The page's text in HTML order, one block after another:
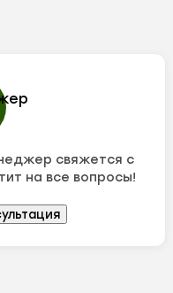
свяжется с
на все вопросы!